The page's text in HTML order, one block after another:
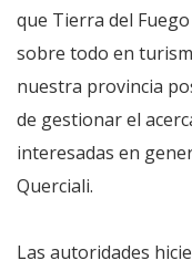
que Tierra del
sobre todo en
nuestra provincia
de gestionar el
interesadas en
Querciali.
Las autoridades